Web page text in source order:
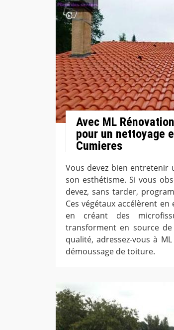
Avec ML
pour un nettoyage
Cumieres
Vous devez bien
son esthétisme. Si vous
devez, sans tarder,
Ces végétaux accélèrent
en créant des
transforment en source
qualité, adressez-vous à
démoussage de toiture.